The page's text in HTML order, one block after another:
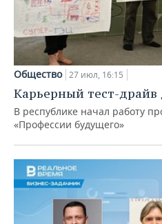
Общество 27 июл, 16:15
Карьерный тест-
В республике начал работу
«Профессии будущего»